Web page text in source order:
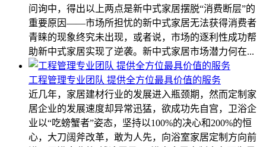
问询中，得出以上两点是新中式家居摆脱“消费断层”的
重要原因——市场所担忧的新中式家居无法获得消费者
青睐的现象终究未出现，或者说，市场的逐利性成功帮
助新中式家居实现了逆袭。新中式家居市场潜力何在...
工程管理专业团队 提供全方位最具价值的服务
近几年，家居建材行业的发展进入瓶颈期，然而定制家
居企业的发展速度却异常迅猛，欲成功先自宫，卫浴企
业以“吃螃蟹者”姿态，坚持以100%的决心和200%的恒
心，大刀阔斧改革，敢为人先，向浴室家居定制方向前